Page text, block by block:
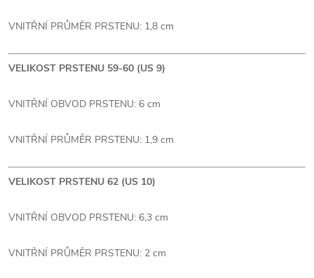
VNITŘNÍ PRŮMĚR PRSTENU: 1,8 cm
VELIKOST PRSTENU 59-60 (US 9)
VNITŘNÍ OBVOD PRSTENU: 6 cm
VNITŘNÍ PRŮMĚR PRSTENU: 1,9 cm
VELIKOST PRSTENU 62 (US 10)
VNITŘNÍ OBVOD PRSTENU: 6,3 cm
VNITŘNÍ PRŮMĚR PRSTENU: 2 cm